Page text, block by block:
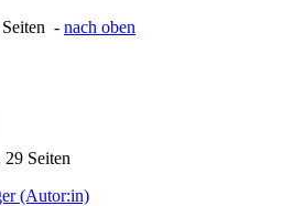
Seiten - nach oben
Seiten
(Autor:in)